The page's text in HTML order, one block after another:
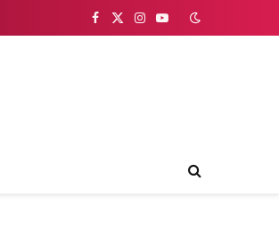
Facebook
X
Instagram
YouTube